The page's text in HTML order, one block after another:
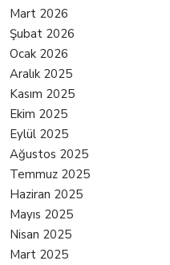
Mart 2026
Şubat 2026
Ocak 2026
Aralık 2025
Kasım 2025
Ekim 2025
Eylül 2025
Ağustos 2025
Temmuz 2025
Haziran 2025
Mayıs 2025
Nisan 2025
Mart 2025